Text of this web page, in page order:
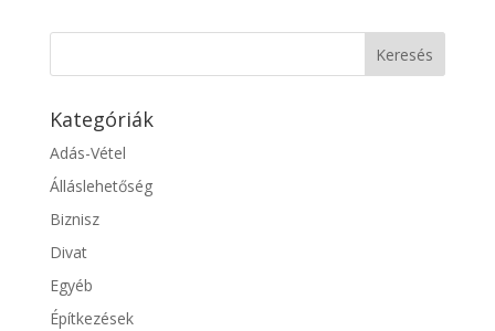
Kategóriák
Adás-Vétel
Álláslehetőség
Biznisz
Divat
Egyéb
Építkezések